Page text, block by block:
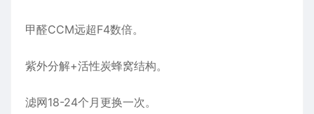
甲醛CCM远超F4数倍。
紫外分解+活性炭蜂窝结构。
滤网18-24个月更换一次。